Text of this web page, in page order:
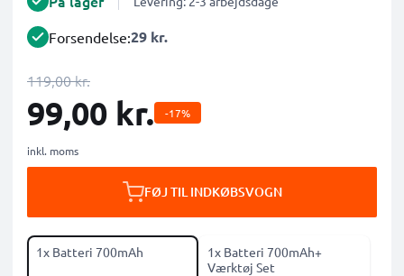
Forsendelse:29 kr.
119,00 kr.
99,00 kr. -17%
inkl. moms
FØJ TIL INDKØBSVOGN
1x Batteri 700mAh
1x Batteri 700mAh+
Værktøj Set